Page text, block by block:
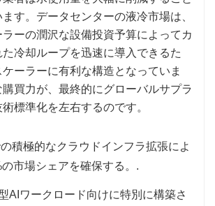
す。データセンターの液冷市場は、
ーの潤沢な設備投資予算によってカ
冷却ループを迅速に導入できるた
ーラーに有利な構造となっていま
買力が、最終的にグローバルサプラ
標準化を左右するのです。
積極的なクラウドインフラ拡張によ
の市場シェアを確保する。.
AIワークロード向けに特別に構築さ